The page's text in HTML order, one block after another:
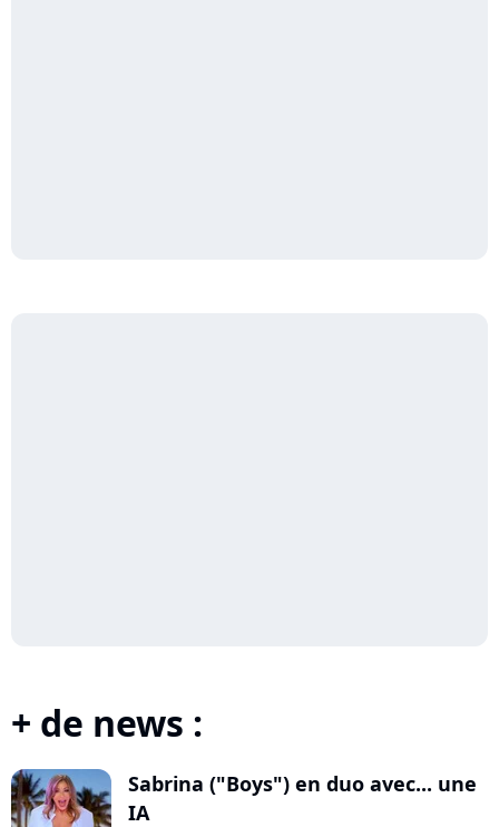
+ de news :
Sabrina ("Boys") en duo avec... une
IA